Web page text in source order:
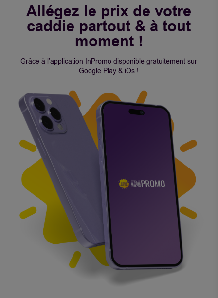
Allégez le prix de votre
caddie partout & à tout
moment !
Grâce à l’application InPromo disponible gratuitement sur
Google Play & iOs !